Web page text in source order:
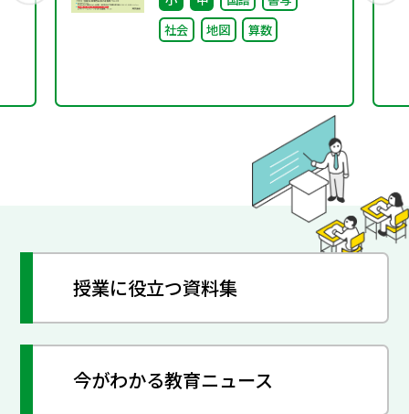
社会
地図 算数
授業に役立つ資料集
今がわかる教育ニュース